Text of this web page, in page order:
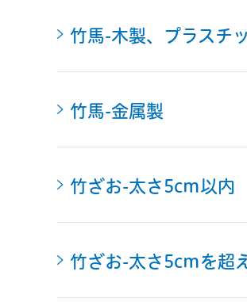
竹馬-木製、プラスチ
竹馬-金属製
竹ざお-太さ5cm以内
竹ざお-太さ5cmを超